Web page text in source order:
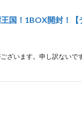
国！1BOX開封！【
ざいます。申し訳ないで